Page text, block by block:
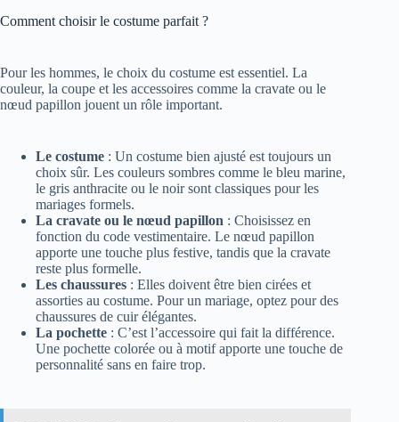
Comment choisir le costume parfait ?
Pour les hommes, le choix du costume est essentiel. La
couleur, la coupe et les accessoires comme la cravate ou le
nœud papillon jouent un rôle important.
Le costume : Un costume bien ajusté est toujours un
choix sûr. Les couleurs sombres comme le bleu marine,
le gris anthracite ou le noir sont classiques pour les
mariages formels.
La cravate ou le nœud papillon : Choisissez en
fonction du code vestimentaire. Le nœud papillon
apporte une touche plus festive, tandis que la cravate
reste plus formelle.
Les chaussures : Elles doivent être bien cirées et
assorties au costume. Pour un mariage, optez pour des
chaussures de cuir élégantes.
La pochette : C’est l’accessoire qui fait la différence.
Une pochette colorée ou à motif apporte une touche de
personnalité sans en faire trop.